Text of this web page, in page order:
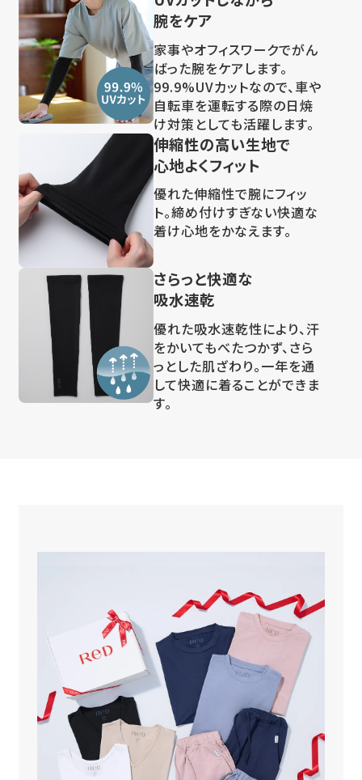
腕をケア
家事やオフィスワークでがん
ばった腕をケアします。
99.9%UVカットなので、車や
自転車を運転する際の日焼
け対策としても活躍します。
伸縮性の高い生地で
心地よくフィット
優れた伸縮性で腕にフィッ
ト。締め付けすぎない快適な
着け心地をかなえます。
さらっと快適な
吸水速乾
優れた吸水速乾性により、汗
をかいてもべたつかず、さら
っとした肌ざわり。一年を通
して快適に着ることができま
す。